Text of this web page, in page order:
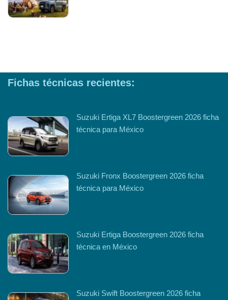
Fichas técnicas recientes:
Suzuki Ertiga XL7 Boostergreen 2026 ficha
técnica para México
Suzuki Fronx Boostergreen 2026 ficha
técnica para México
Suzuki Ertiga Boostergreen 2026 ficha
técnica en México
Suzuki Swift Boostergreen 2026 ficha